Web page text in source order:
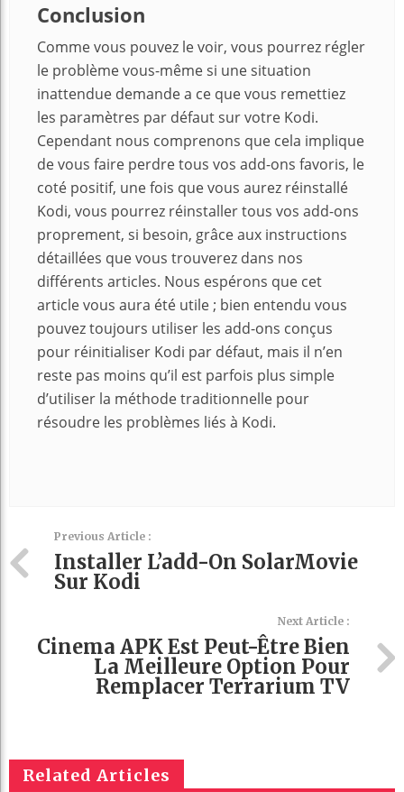
Conclusion
Comme vous pouvez le voir, vous pourrez régler
le problème vous-même si une situation
inattendue demande a ce que vous remettiez
les paramètres par défaut sur votre Kodi.
Cependant nous comprenons que cela implique
de vous faire perdre tous vos add-ons favoris, le
coté positif, une fois que vous aurez réinstallé
Kodi, vous pourrez réinstaller tous vos add-ons
proprement, si besoin, grâce aux instructions
détaillées que vous trouverez dans nos
différents articles. Nous espérons que cet
article vous aura été utile ; bien entendu vous
pouvez toujours utiliser les add-ons conçus
pour réinitialiser Kodi par défaut, mais il n’en
reste pas moins qu’il est parfois plus simple
d’utiliser la méthode traditionnelle pour
résoudre les problèmes liés à Kodi.
Previous Article :
Installer L’add-On SolarMovie
Sur Kodi
Next Article :
Cinema APK Est Peut-Être Bien
La Meilleure Option Pour
Remplacer Terrarium TV
Related Articles